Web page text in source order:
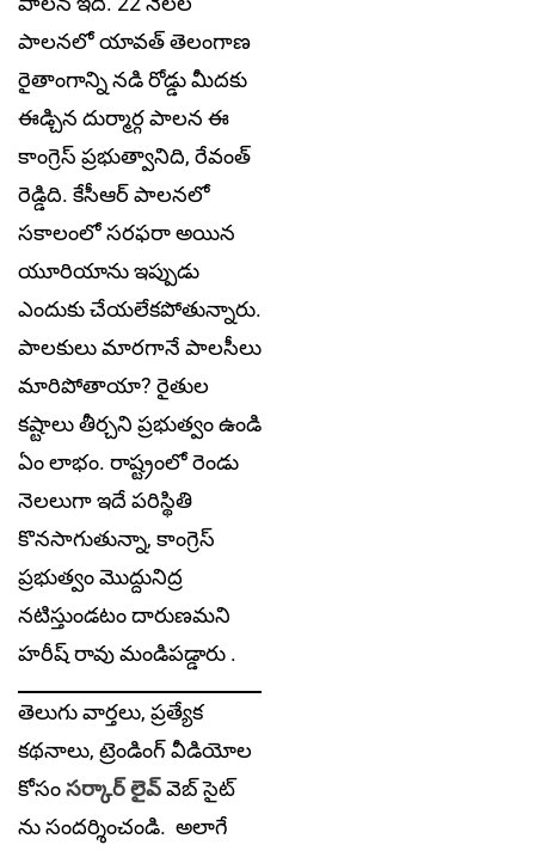
పాలనలో యావత్ తెలంగాణ
రైతాంగాన్ని నడి రోడ్డు మీదకు
ఈడ్చిన దుర్మార్గ పాలన ఈ
కాంగ్రెస్ ప్రభుత్వానిది, రేవంత్
రెడ్డిది. కేసీఆర్ పాలనలో
సకాలంలో సరఫరా అయిన
యూరియాను ఇప్పుడు
ఎందుకు చేయలేకపోతున్నారు.
పాలకులు మారగానే పాలసీలు
మారిపోతాయా? రైతుల
కష్టాలు తీర్చని ప్రభుత్వం ఉండి
ఏం లాభం. రాష్ట్రంలో రెండు
నెలలుగా ఇదే పరిస్థితి
కొనసాగుతున్నా, కాంగ్రెస్
ప్రభుత్వం మొద్దునిద్ర
నటిస్తుండటం దారుణమ‌ని
హ‌రీష్ రావు మండిప‌డ్డారు .
తెలుగు వార్తలు, ప్రత్యేక
కథనాలు, ట్రెండింగ్ వీడియోల
కోసంసర్కార్ లైవ్వెబ్ సైట్
ను సందర్శించండి. అలాగే